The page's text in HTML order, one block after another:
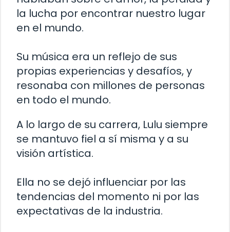
la lucha por encontrar nuestro lugar
en el mundo.
Su música era un reflejo de sus
propias experiencias y desafíos, y
resonaba con millones de personas
en todo el mundo.
A lo largo de su carrera, Lulu siempre
se mantuvo fiel a sí misma y a su
visión artística.
Ella no se dejó influenciar por las
tendencias del momento ni por las
expectativas de la industria.